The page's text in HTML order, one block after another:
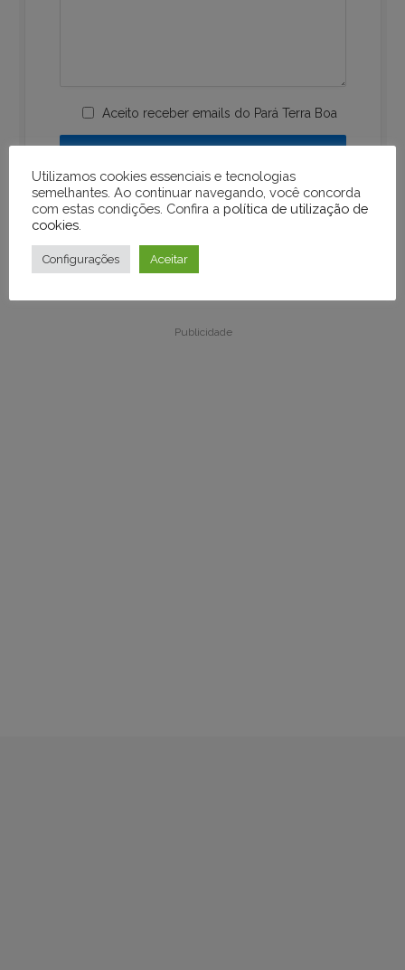
Aceito receber emails do Pará Terra Boa
Publicidade
Publicidade
Utilizamos cookies essenciais e tecnologias
semelhantes. Ao continuar navegando, você concorda
com estas condições. Confira a política de utilização de
cookies
Configurações Aceitar